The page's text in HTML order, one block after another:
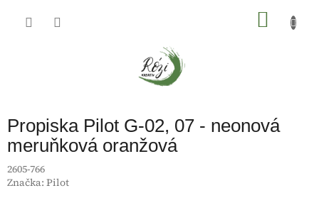
Propiska Pilot G-02, 07 - neonová
meruňková oranžová
2605-766
Značka: Pilot